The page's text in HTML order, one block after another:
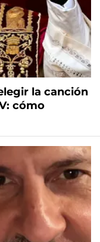
la canción
cómo